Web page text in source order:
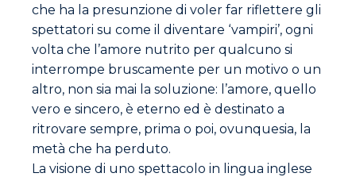
che ha la presunzione di voler far riflettere gli
spettatori su come il diventare ‘vampiri’, ogni
volta che l’amore nutrito per qualcuno si
interrompe bruscamente per un motivo o un
altro, non sia mai la soluzione: l’amore, quello
vero e sincero, è eterno ed è destinato a
ritrovare sempre, prima o poi, ovunquesia, la
metà che ha perduto.
La visione di uno spettacolo in lingua inglese